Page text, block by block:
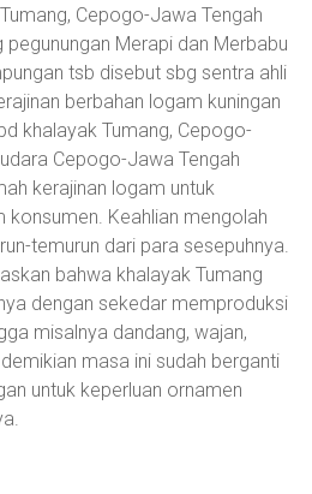
Cepogo-Jawa Tengah
Merapi dan Merbabu
tsb disebut sbg sentra ahli
berbahan logam kuningan
khalayak Tumang, Cepogo-
Cepogo-Jawa Tengah
kerajinan logam untuk
Keahlian mengolah
temurun dari para sesepuhnya.
bahwa khalayak Tumang
dengan sekedar memproduksi
misalnya dandang, wajan,
masa ini sudah berganti
untuk keperluan ornamen